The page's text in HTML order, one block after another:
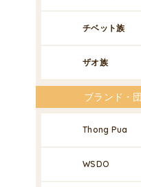
チベット族
ザオ族
ブランド・
Thong Pua
WSDO